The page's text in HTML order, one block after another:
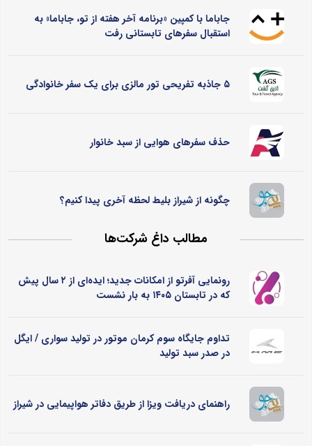
جاباما با کمپین «برنامه آخر هفته از تو، جاباما» به
استقبال سفرهای تابستانی رفت
۵ جاذبه تفریحی تور مالزی برای یک سفر خانوادگی
حذف سفرهای هوایی از سبد خانوار
چگونه از شیراز بلیط لحظه آخری پیدا کنیم؟
مطالب داغ شرکت‌ها
رونمایی آفرتو از امکانات جدید؛ ایده‌ای از ۲ سال پیش
که در تابستان ۱۴۰۵ به بار نشست
تداوم جایگاه سوم کرمان موتور در تولید سواری / ایگل
در صدر سبد تولید
راهنمای دریافت ویزا از طریق دفاتر هواپیمایی در شیراز